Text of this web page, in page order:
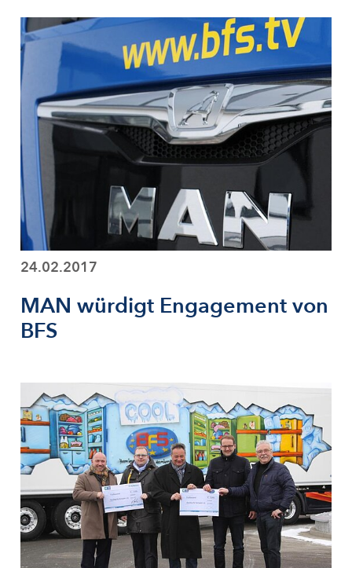
24.02.2017
MAN würdigt Engagement von
BFS